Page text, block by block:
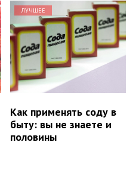
ЛУЧШЕЕ
Как применять соду в
быту: вы не знаете и
половины